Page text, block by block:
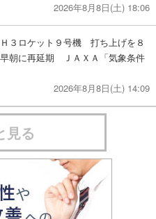
2026年8月8日(土) 18:06
Ｈ３ロケット９号機 打ち上げを８
朝に再延期 ＪＡＸＡ「気象条件
2026年8月8日(土) 14:09
見る